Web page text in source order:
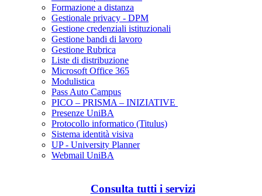
Formazione a distanza
Gestionale privacy - DPM
Gestione credenziali istituzionali
Gestione bandi di lavoro
Gestione Rubrica
Liste di distribuzione
Microsoft Office 365
Modulistica
Pass Auto Campus
PICO – PRISMA – INIZIATIVE
Presenze UniBA
Protocollo informatico (Titulus)
Sistema identità visiva
UP - University Planner
Webmail UniBA
Consulta tutti i servizi